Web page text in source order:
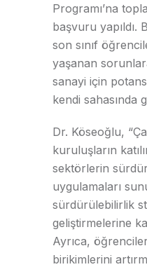
Programı’na
başvuru yapıldı.
son sınıf
yaşanan
sanayi için
kendi sahasında
Dr. Köseoğlu,
kuruluşların
sektörlerin
uygulamaları
sürdürülebilirlik
geliştirmelerine
Ayrıca,
birikimlerini